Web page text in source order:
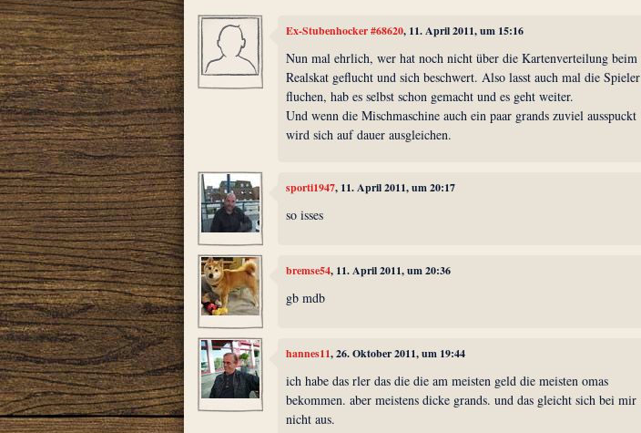
Ex-Stubenhocker #68620, 11. April 2011, um 15:16
Nun mal ehrlich, wer hat noch nicht über die Kartenverteilung beim
Realskat geflucht und sich beschwert. Also lasst auch mal die Spieler
fluchen, hab es selbst schon gemacht und es geht weiter.
Und wenn die Mischmaschine auch ein paar grands zuviel ausspuckt
wird sich auf dauer ausgleichen.
sporti1947, 11. April 2011, um 20:17
so isses
bremse54, 11. April 2011, um 20:36
gb mdb
hannes11, 26. Oktober 2011, um 19:44
ich habe das rler das die die am meisten geld die meisten omas
bekommen. aber meistens dicke grands. und das gleicht sich bei mir
nicht aus.